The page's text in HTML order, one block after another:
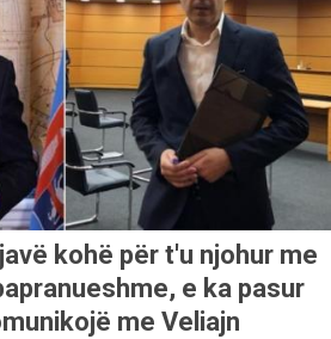
kohë për t'u njohur me
e ka pasur
me Veliajn